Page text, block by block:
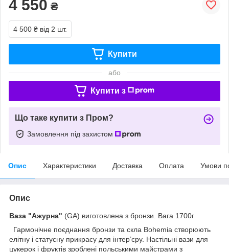
4 550 ₴
4 500 ₴ від 2 шт.
Купити
або
Купити з
Що таке купити з Пром?
Замовлення під захистом
Опис Характеристики Доставка Оплата Умови
Опис
Ваза "Ажурна" (GA) виготовлена з бронзи. Вага 1700г
Гармонічне поєднання бронзи та скла Bohemia створюють
елітну і статусну прикрасу для інтер’єру. Настільні вази для
цукерок і фруктів зроблені польськими майстрами з